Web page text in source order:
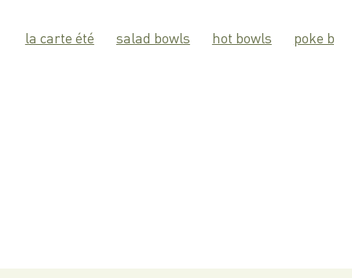
la carte été salad bowls hot bowls poke